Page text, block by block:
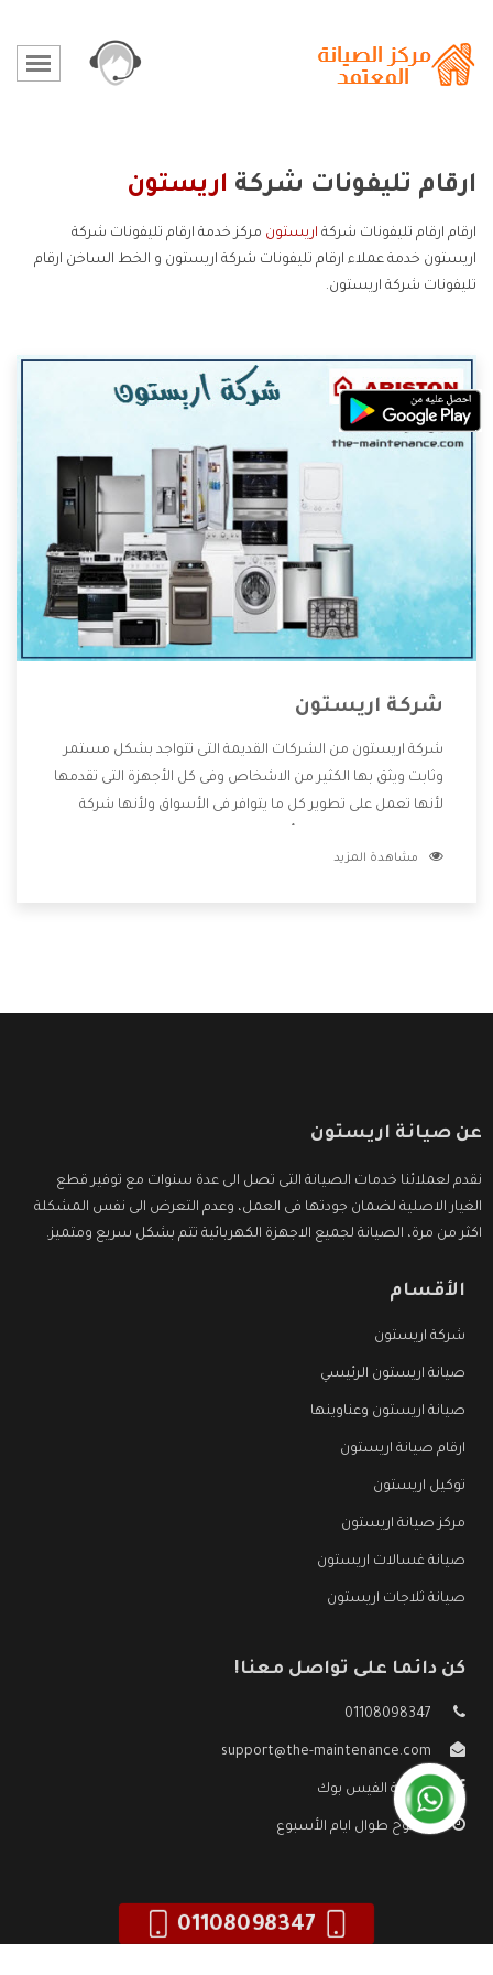
ارقام تليفونات شركة اريستون
ارقام ارقام تليفونات شركة اريستون مركز خدمة ارقام تليفونات شركة
اريستون خدمة عملاء ارقام تليفونات شركة اريستون و الخط الساخن ارقام
تليفونات شركة اريستون.
شركة اريستون
شركة اريستون من الشركات القديمة التى تتواجد بشكل مستمر
وثابت ويثق بها الكثير من الاشخاص وفى كل الأجهزة التى تقدمها
لأنها تعمل على تطوير كل ما يتوافر فى الأسواق ولأنها شركة
وتقدم للعملاء أقوى العروض والخصومات التى تسهل على
مشاهدة المزيد
عن صيانة اريستون
نقدم لعملائنا خدمات الصيانة التى تصل الى عدة سنوات مع توفير قطع
الغيار الاصلية لضمان جودتها فى العمل، وعدم التعرض الى نفس المشكلة
اكثر من مرة، الصيانة لجميع الاجهزة الكهربائية تتم بشكل سريع ومتميز.
الأقسام
شركة اريستون
صيانة اريستون الرئيسي
صيانة اريستون وعناوينها
ارقام صيانة اريستون
توكيل اريستون
مركز صيانة اريستون
صيانة غسالات اريستون
صيانة ثلاجات اريستون
كن دائما على تواصل معنا!
01108098347
support@the-maintenance.com
صفحة الفيس بوك
مفتوح طوال ايام الأسبوع
01108098347